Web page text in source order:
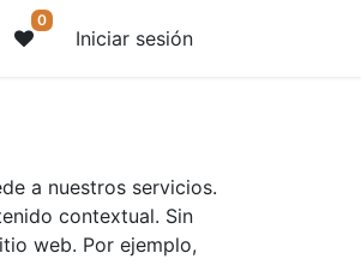
0
Iniciar sesión
a nuestros servicios.
contextual. Sin
web. Por ejemplo,